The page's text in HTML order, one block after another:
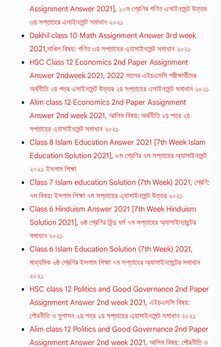
Assignment Answer 2021], ১০ম শ্রেণির গণিত এসাইনমেন্ট উত্তর
৩য় সপ্তাহের এসাইনমেন্ট সমাধান ২০২১
Dakhil class 10 Math Assignment Answer 3rd week
2021,দাখিল বিষয়: গণিত ৩য় সপ্তাহের এ্যাসাইনমেন্ট সমাধান ২০২১
HSC Class 12 Economics 2nd Paper Assignment
Answer 2ndweek 2021, 2022 সালের এইচএসসি পরীক্ষার্থীদের
অর্থনীতি ২য় পত্র এসাইনমেন্ট উত্তর ২য় সপ্তাহের এসাইনমেন্ট সমাধান ২০২১
Alim class 12 Economics 2nd Paper Assignment
Answer 2nd week 2021, আলিম বিষয়: অর্থনীতি ২য় পত্র ২য়
সপ্তাহের এ্যাসাইনমেন্ট সমাধান ২০২১
Class 8 Islam Education Answer 2021 [7th Week Islam
Education Solution 2021], ৮ম শ্রেণির ৭ম সপ্তাহের অ্যাসাইনমেন্ট
২০২১ ইসলাম শিক্ষা
Class 7 Islam education Solution (7th Week) 2021, শ্রেণি:
৭ম বিষয়: ইসলাম শিক্ষা ৭ম সপ্তাহের এ্যাসাইনমেন্ট উত্তর ২০২১
Class 6 Hinduism Answer 2021 [7th Week Hinduism
Solution 2021], ৬ষ্ঠ শ্রেণির হিন্দু ধর্ম ৭ম সপ্তাহের অ্যাসাইনমেন্টের
সমাধান ২০২১
Class 6 Islam Education Solution (7th Week) 2021,
মাধ্যমিক ৬ষ্ঠ শ্রেণির ইসলাম শিক্ষা ৭ম সপ্তাহের অ্যাসাইনমেন্টের সমাধান
২০২১
HSC class 12 Politics and Good Governance 2nd Paper
Assignment Answer 2nd week 2021, এইচএসসি বিষয়:
পৌরনীতি ও সুশাসন ২য় পত্র ২য় সপ্তাহের এ্যাসাইনমেন্ট সমাধান ২০২১
Alim class 12 Politics and Good Governance 2nd Paper
Assignment Answer 2nd week 2021, আলিম বিষয়: পৌরনীতি ও